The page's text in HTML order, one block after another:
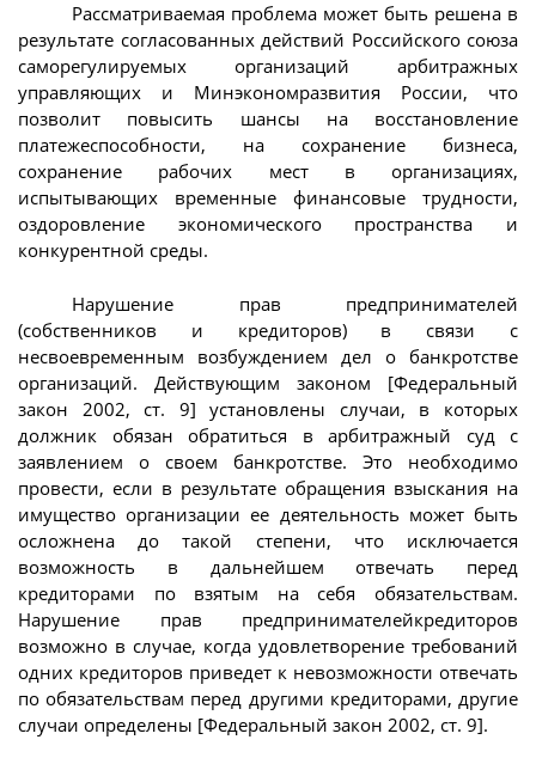
Рассматриваемая проблема может быть решена в
результате согласованных действий Российского союза
саморегулируемых организаций арбитражных
управляющих и Минэкономразвития России, что
позволит повысить шансы на восстановление
платежеспособности, на сохранение бизнеса,
сохранение рабочих мест в организациях,
испытывающих временные финансовые трудности,
оздоровление экономического пространства и
конкурентной среды.
Нарушение прав предпринимателей
(собственников и кредиторов) в связи с
несвоевременным возбуждением дел о банкротстве
организаций. Действующим законом [Федеральный
закон 2002, ст. 9] установлены случаи, в которых
должник обязан обратиться в арбитражный суд с
заявлением о своем банкротстве. Это необходимо
провести, если в результате обращения взыскания на
имущество организации ее деятельность может быть
осложнена до такой степени, что исключается
возможность в дальнейшем отвечать перед
кредиторами по взятым на себя обязательствам.
Нарушение прав предпринимателейкредиторов
возможно в случае, когда удовлетворение требований
одних кредиторов приведет к невозможности отвечать
по обязательствам перед другими кредиторами, другие
случаи определены [Федеральный закон 2002, ст. 9].